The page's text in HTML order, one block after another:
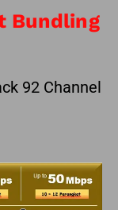
Bundling
92 Channel